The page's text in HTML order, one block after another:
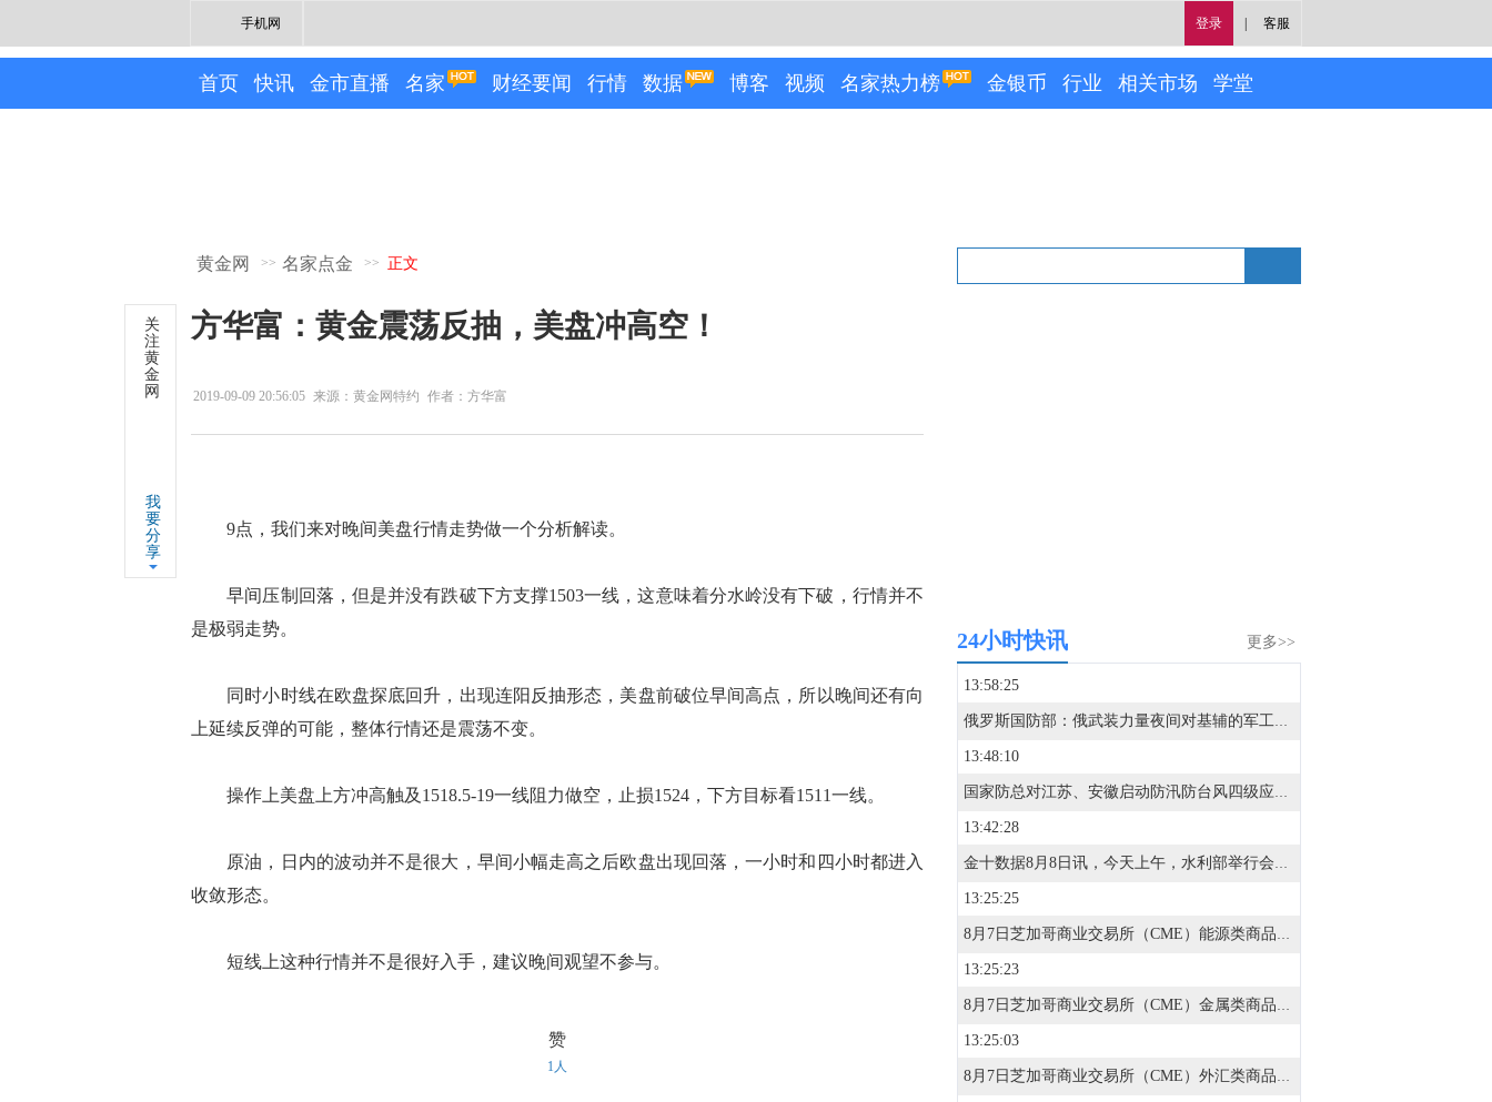
登录 客服
手机网
首页 快讯 金市直播 名家 财经要闻 行情 数据 博客 视频 名家热力榜 金银币 行业 相关市场 学堂
黄金网 >> 名家点金 >> 正文
方华富：黄金震荡反抽，美盘冲高空！
2019-09-09 20:56:05 来源：黄金网特约 作者：方华富
关
注
黄
金
网
我
要
分
享
9点，我们来对晚间美盘行情走势做一个分析解读。
早间压制回落，但是并没有跌破下方支撑1503一线，这意味着分水岭没有下破，行情并不
是极弱走势。
同时小时线在欧盘探底回升，出现连阳反抽形态，美盘前破位早间高点，所以晚间还有向
上延续反弹的可能，整体行情还是震荡不变。
操作上美盘上方冲高触及1518.5-19一线阻力做空，止损1524，下方目标看1511一线。
原油，日内的波动并不是很大，早间小幅走高之后欧盘出现回落，一小时和四小时都进入
收敛形态。
短线上这种行情并不是很好入手，建议晚间观望不参与。
赞
1人
更多>>
24小时快讯
13:58:25
俄罗斯国防部：俄武装力量夜间对基辅的军工企业和燃油库发动打击。（俄新社）
13:48:10
国家防总对江苏、安徽启动防汛防台风四级应急响应。（人民日报）
13:42:28
金十数据8月8日讯，今天上午，水利部举行会商，分析研判全国的防汛形势，未来三天钱塘江、甬江、椒江、水阳江可能发生编号洪水。截至8月8日9时，黑龙江、内蒙古、河北、云南等地13条河流仍维持超警。8月8日至10日，受降雨影响，钱塘江、甬江、椒江、水阳江可能发生编号洪水，暴雨区内部分中小河流可能发生超警洪水；受上游来水影响，黑龙江干流抚远江段将超警，松花江干流及支流呼兰河、黑龙江干流同江至勤得利江段将维持超警。（央视新闻）
13:25:25
8月7日芝加哥商业交易所（CME）能源类商品成交量报告已在金十数据中心更新！欢迎点击查看
13:25:23
8月7日芝加哥商业交易所（CME）金属类商品成交量报告已在金十数据中心更新！欢迎点击查看
13:25:03
8月7日芝加哥商业交易所（CME）外汇类商品成交量报告已在金十数据中心更新！欢迎点击查看